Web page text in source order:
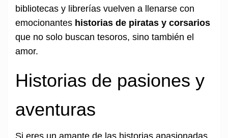
bibliotecas y librerías vuelven a llenarse con
emocionantes historias de piratas y corsarios
que no solo buscan tesoros, sino también el
amor.
Historias de pasiones y
aventuras
Si eres un amante de las historias apasionadas